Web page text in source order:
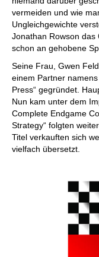
vermeiden und wie
Ungleichgewichte
Jonathan Rowson das
schon an gehobene
Seine Frau, Gwen
einem Partner
Press“ gegründet.
Nun kam unter dem
Complete Endgame
Strategy“ folgten
Titel verkauften sich
vielfach übersetzt.